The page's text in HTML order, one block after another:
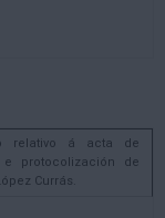
relativo á acta de
protocolización de
Currás.